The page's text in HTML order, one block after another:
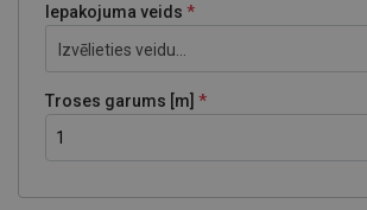
Iepakojuma veids
Izvēlieties veidu...
Troses garums [m]